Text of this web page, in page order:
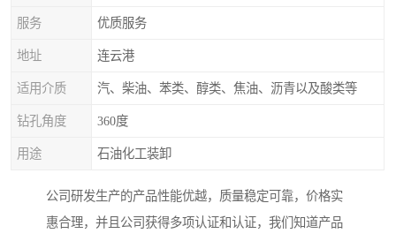
服务 优质服务
地址 连云港
适用介质 汽、柴油、苯类、醇类、焦油、沥青以及酸类等
钻孔角度 360度
用途 石油化工装卸
公司研发生产的产品性能优越，质量稳定可靠，价格实
惠合理，并且公司获得多项认证和认证，我们知道产品